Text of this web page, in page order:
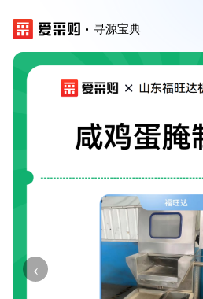
寻源宝典
‹